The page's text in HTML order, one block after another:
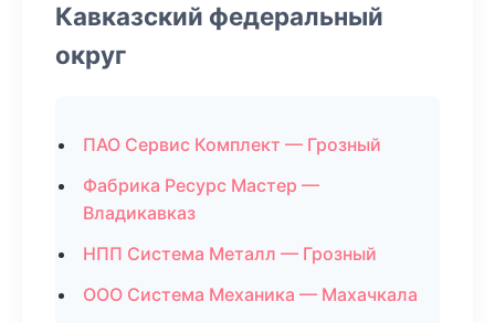
Кавказский федеральный
округ
ПАО Сервис Комплект — Грозный
Фабрика Ресурс Мастер —
Владикавказ
НПП Система Металл — Грозный
ООО Система Механика — Махачкала